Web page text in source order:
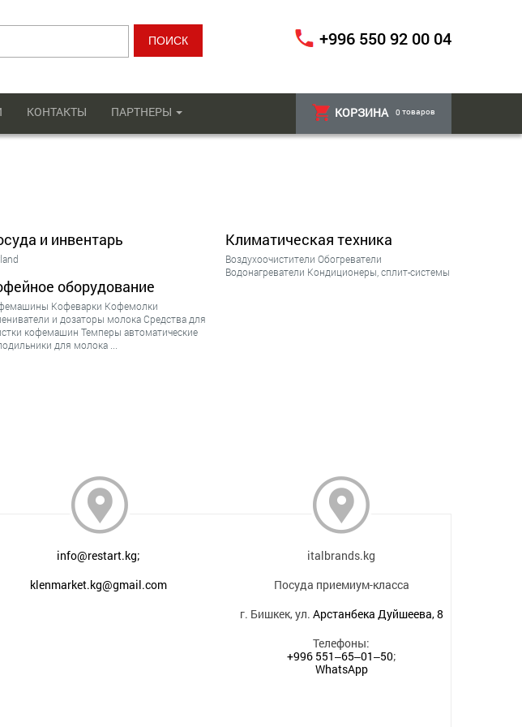
+996 550 92 00 04
КОНТАКТЫ ПАРТНЕРЫ КОРЗИНА 0 товаров
и инвентарь
оборудование
Кофеварки Кофемолки
и дозаторы молока Средства для
кофемашин Темперы автоматические
для молока
Климатическая техника
Воздухоочистители Обогреватели
Водонагреватели Кондиционеры, сплит-системы
info@restart.kg;
klenmarket.kg@gmail.com
italbrands.kg
Посуда приемиум-класса
г. Бишкек, ул. Арстанбека Дуйшеева, 8
Телефоны:
+996 551‒65‒01‒50;
WhatsApp